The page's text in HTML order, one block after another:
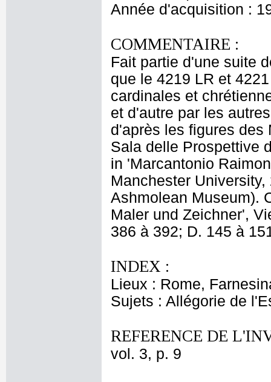
Année d'acquisition :
COMMENTAIRE :
Fait partie d'une suite
que le 4219 LR et
cardinales et
et d'autre par les
d'après les figures des
Sala delle Prospettive
in 'Marcantonio
Manchester
Ashmolean Museum).
Maler und Zeichner',
386 à 392; D. 145 à
INDEX :
Lieux : Rome,
Sujets : Allégorie de
REFERENCE DE
vol. 3, p. 9